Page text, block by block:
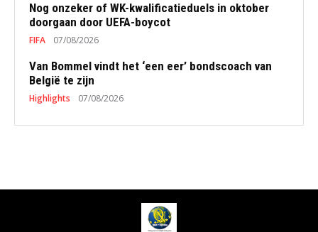
Nog onzeker of WK-kwalificatieduels in oktober
doorgaan door UEFA-boycot
FIFA 07/08/2026
Van Bommel vindt het ‘een eer’ bondscoach van
België te zijn
Highlights 07/08/2026